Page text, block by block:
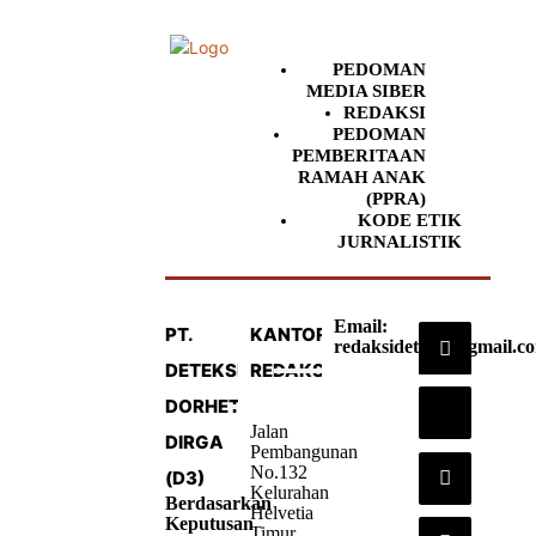
PEDOMAN
MEDIA SIBER
REDAKSI
PEDOMAN
PEMBERITAAN
RAMAH ANAK
(PPRA)
KODE ETIK
JURNALISTIK
PT.
DETEKSI
DORHETA
DIRGA
(D3)
Berdasarkan
Keputusan
KANTOR
REDAKSI
Jalan
Pembangunan
No.132
Kelurahan
Helvetia
Email: